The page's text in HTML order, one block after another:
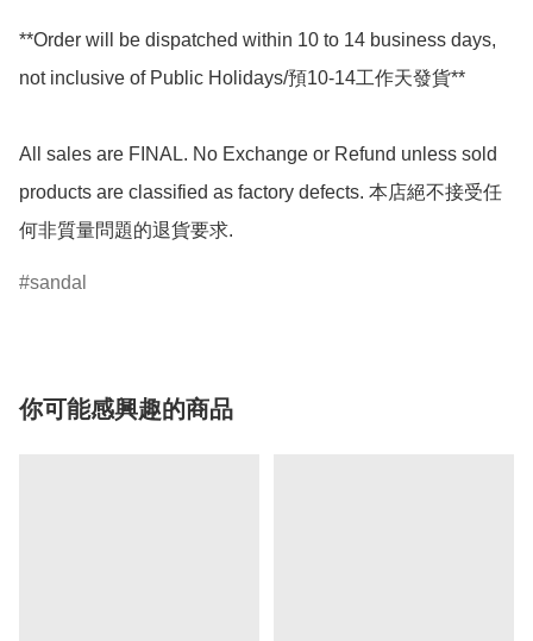
**Order will be dispatched within 10 to 14 business days,
not inclusive of Public Holidays/預10-14工作天發貨**
All sales are FINAL. No Exchange or Refund unless sold
products are classified as factory defects. 本店絕不接受任
何非質量問題的退貨要求.
sandal
你可能感興趣的商品